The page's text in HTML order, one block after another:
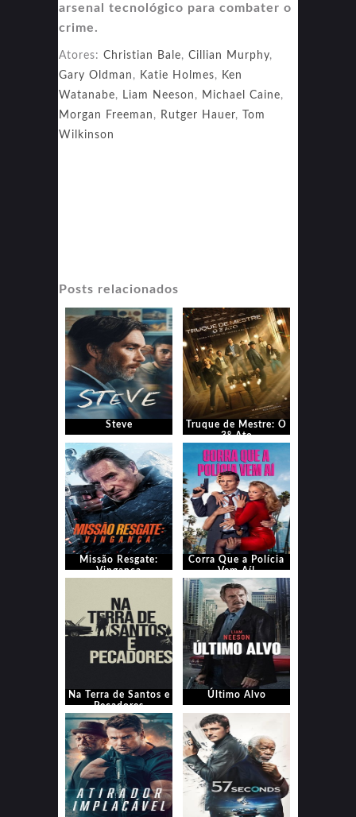
arsenal tecnológico para combater o
crime.
Atores: Christian Bale, Cillian Murphy,
Gary Oldman , Katie Holmes, Ken
Watanabe, Liam Neeson , Michael Caine,
Morgan Freeman , Rutger Hauer,
Tom
Wilkinson
Posts relacionados
Steve
Truque de Mestre: O
3° Ato
Missão Resgate:
Vingança
Corra Que a Polícia
Vem Aí!
Na Terra de Santos e
Pecadores
Último Alvo